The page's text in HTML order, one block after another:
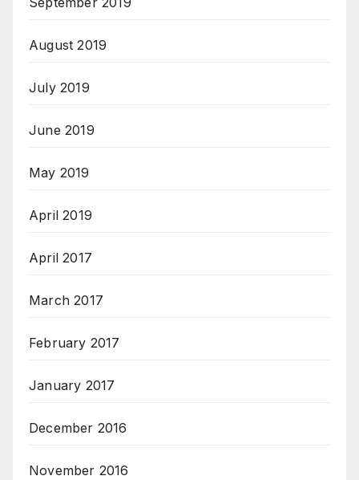
August 2019
July 2019
June 2019
May 2019
April 2019
April 2017
March 2017
February 2017
January 2017
December 2016
November 2016